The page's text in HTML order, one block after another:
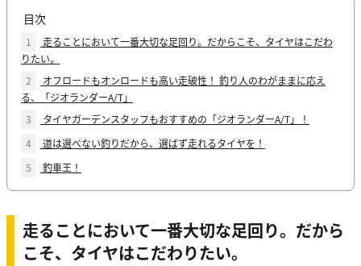
目次
1
走ることにおいて一番大切な足回り。だからこそ、タイヤはこだわ
りたい。
2
オフロードもオンロードも高い走破性！ 釣り人のわがままに応え
る、「ジオランダーA/T」
3
タイヤガーデンスタッフもおすすめの「ジオランダーA/T」！
4
道は選べない釣りだから、選ばず走れるタイヤを！
5
釣車王！
走ることにおいて一番大切な足回り。だから
こそ、タイヤはこだわりたい。